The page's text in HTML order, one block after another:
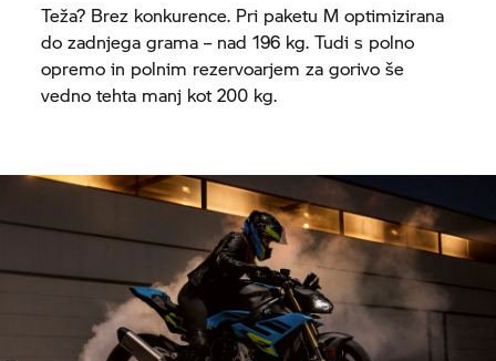
Teža? Brez konkurence. Pri paketu M optimizirana
do zadnjega grama – nad 196 kg. Tudi s polno
opremo in polnim rezervoarjem za gorivo še
vedno tehta manj kot 200 kg.